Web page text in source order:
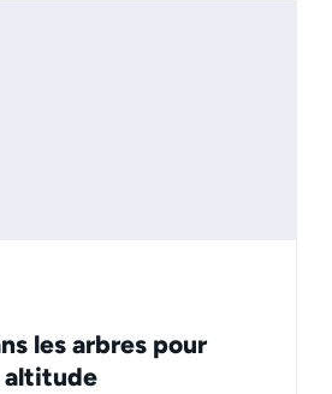
les arbres pour
altitude